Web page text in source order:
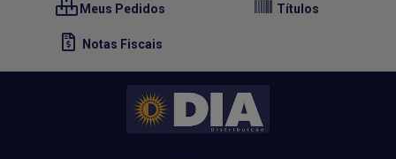
Meus Pedidos Títulos
Notas Fiscais